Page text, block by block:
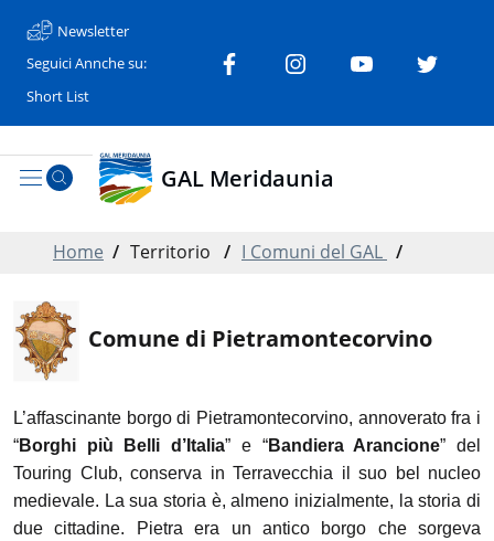
Newsletter
Seguici Annche su:
Short List
GAL Meridaunia
Home / Territorio / I Comuni del GAL /
Comune di Pietramontecorvino
L’affascinante borgo di Pietramontecorvino, annoverato fra i
“Borghi più Belli d’Italia” e “Bandiera Arancione” del
Touring Club, conserva in Terravecchia il suo bel nucleo
medievale. La sua storia è, almeno inizialmente, la storia di
due cittadine. Pietra era un antico borgo che sorgeva